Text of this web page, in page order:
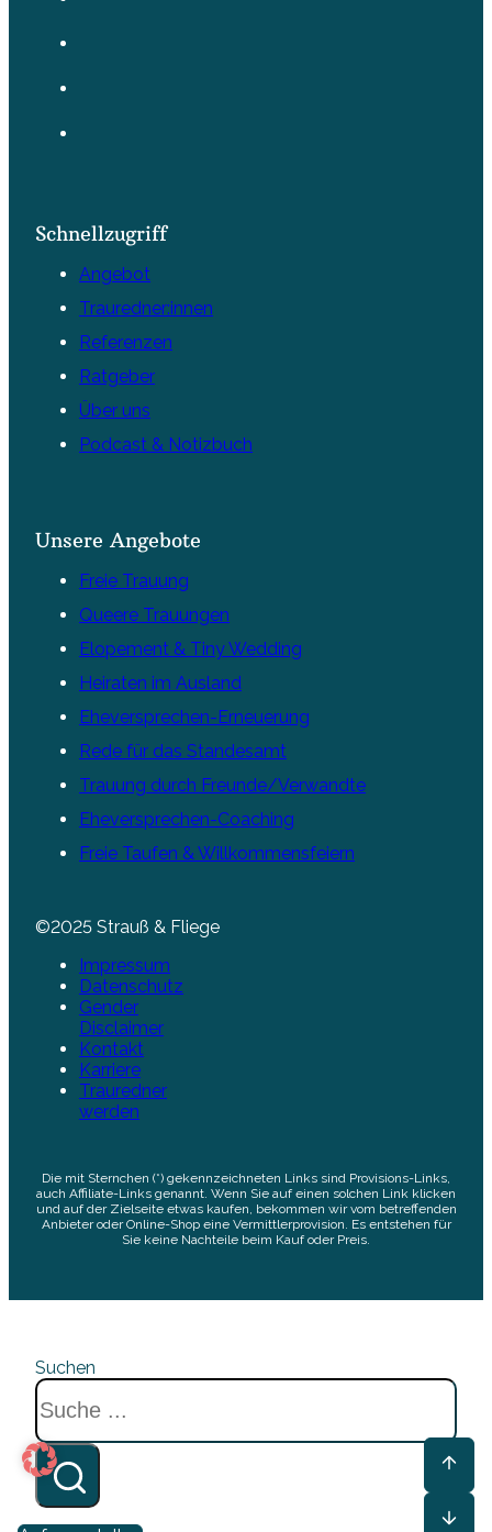
Schnellzugriff
Angebot
Trauredner:innen
Referenzen
Ratgeber
Über uns
Podcast & Notizbuch
Unsere Angebote
Freie Trauung
Queere Trauungen
Elopement & Tiny Wedding
Heiraten im Ausland
Eheversprechen-Erneuerung
Rede für das Standesamt
Trauung durch Freunde/Verwandte
Eheversprechen-Coaching
Freie Taufen & Willkommensfeiern
©2025 Strauß & Fliege
Impressum
Datenschutz
Gender
Disclaimer
Kontakt
Karriere
Trauredner
werden
Die mit Sternchen (*) gekennzeichneten Links sind Provisions-Links,
auch Affiliate-Links genannt. Wenn Sie auf einen solchen Link klicken
und auf der Zielseite etwas kaufen, bekommen wir vom betreffenden
Anbieter oder Online-Shop eine Vermittlerprovision. Es entstehen für
Sie keine Nachteile beim Kauf oder Preis.
Suchen